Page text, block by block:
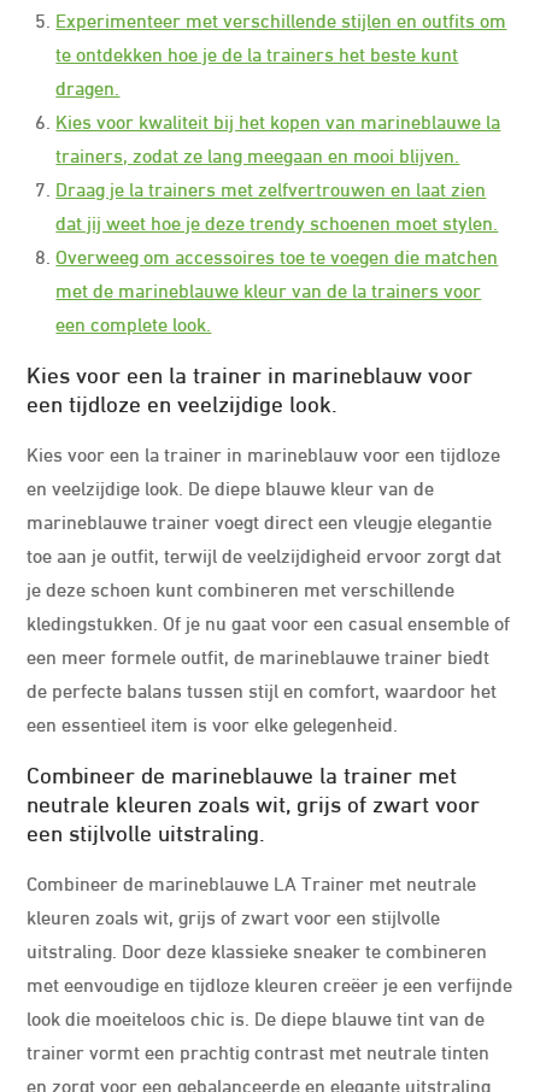
Experimenteer met verschillende stijlen en outfits om
te ontdekken hoe je de la trainers het beste kunt
dragen.
Kies voor kwaliteit bij het kopen van marineblauwe la
trainers, zodat ze lang meegaan en mooi blijven.
Draag je la trainers met zelfvertrouwen en laat zien
dat jij weet hoe je deze trendy schoenen moet stylen.
Overweeg om accessoires toe te voegen die matchen
met de marineblauwe kleur van de la trainers voor
een complete look.
Kies voor een la trainer in marineblauw voor
een tijdloze en veelzijdige look.
Kies voor een la trainer in marineblauw voor een tijdloze
en veelzijdige look. De diepe blauwe kleur van de
marineblauwe trainer voegt direct een vleugje elegantie
toe aan je outfit, terwijl de veelzijdigheid ervoor zorgt dat
je deze schoen kunt combineren met verschillende
kledingstukken. Of je nu gaat voor een casual ensemble of
een meer formele outfit, de marineblauwe trainer biedt
de perfecte balans tussen stijl en comfort, waardoor het
een essentieel item is voor elke gelegenheid.
Combineer de marineblauwe la trainer met
neutrale kleuren zoals wit, grijs of zwart voor
een stijlvolle uitstraling.
Combineer de marineblauwe LA Trainer met neutrale
kleuren zoals wit, grijs of zwart voor een stijlvolle
uitstraling. Door deze klassieke sneaker te combineren
met eenvoudige en tijdloze kleuren creëer je een verfijnde
look die moeiteloos chic is. De diepe blauwe tint van de
trainer vormt een prachtig contrast met neutrale tinten
en zorgt voor een gebalanceerde en elegante uitstraling.